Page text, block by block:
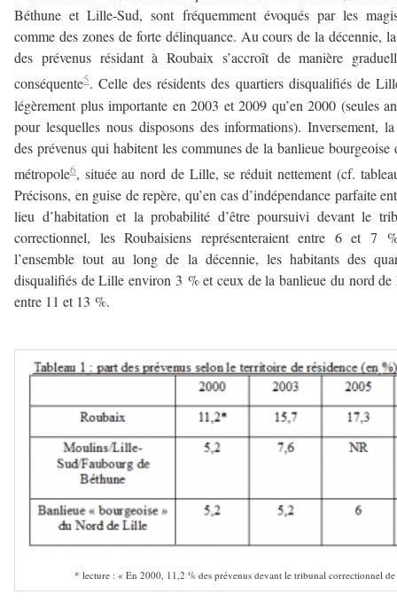
Béthune et Lille-Sud, sont fréquemment évoqués par les
comme des zones de forte délinquance. Au cours de la décennie,
des prévenus résidant à Roubaix s’accroît de manière
conséquente5. Celle des résidents des quartiers disqualifiés de
légèrement plus importante en 2003 et 2009 qu’en 2000 (seules
pour lesquelles nous disposons des informations). Inversement,
des prévenus qui habitent les communes de la banlieue bourgeoise
métropole6, située au nord de Lille, se réduit nettement (cf.
Précisons, en guise de repère, qu’en cas d’indépendance parfaite
lieu d’habitation et la probabilité d’être poursuivi devant le
correctionnel, les Roubaisiens représenteraient entre 6 et 7
l’ensemble tout au long de la décennie, les habitants des
disqualifiés de Lille environ 3 % et ceux de la banlieue du nord
entre 11 et 13 %.
* lecture : « En 2000, 11,2 % des prévenus devant le tribunal correctionnel